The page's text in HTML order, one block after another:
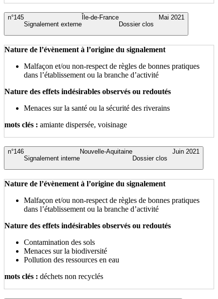
Mai 2021
Dossier clos
Île-de-France
Signalement externe
n°145
Nature de l’évènement à l’origine du signalement
Malfaçon et/ou non-respect de règles de bonnes pratiques
dans l’établissement ou la branche d’activité
Nature des effets indésirables observés ou redoutés
Menaces sur la santé ou la sécurité des riverains
mots clés : amiante dispersée, voisinage
Juin 2021
Dossier clos
Nouvelle-Aquitaine
Signalement interne
n°146
Nature de l’évènement à l’origine du signalement
Malfaçon et/ou non-respect de règles de bonnes pratiques
dans l’établissement ou la branche d’activité
Nature des effets indésirables observés ou redoutés
Contamination des sols
Menaces sur la biodiversité
Pollution des ressources en eau
mots clés : déchets non recyclés